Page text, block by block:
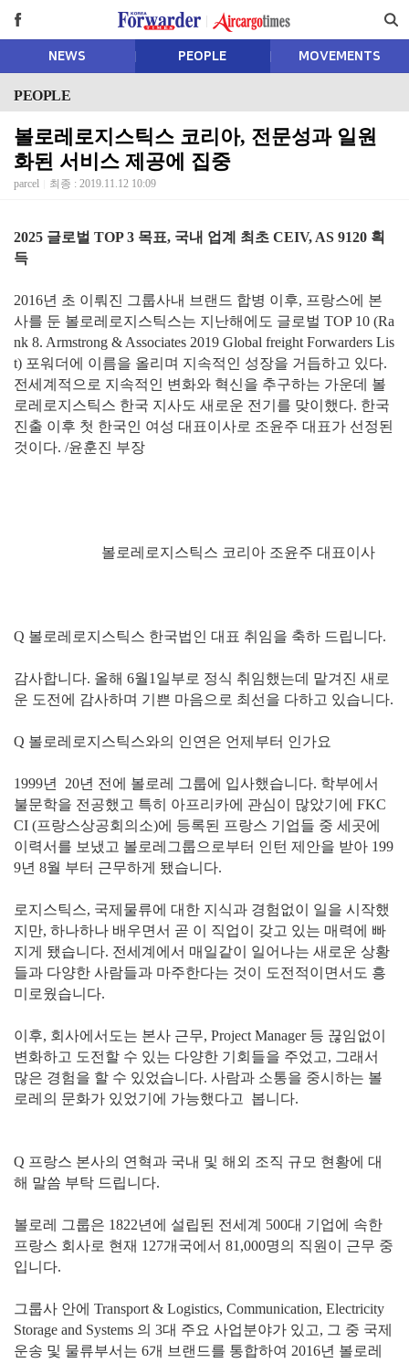
NEWS PEOPLE MOVEMENTS
PEOPLE
볼로레로지스틱스 코리아, 전문성과 일원
화된 서비스 제공에 집중
parcel 최종 : 2019.11.12 10:09
2025 글로벌 TOP 3 목표, 국내 업계 최초 CEIV, AS 9120 획
득
2016년 초 이뤄진 그룹사내 브랜드 합병 이후, 프랑스에 본
사를 둔 볼로레로지스틱스는 지난해에도 글로벌 TOP 10 (Ra
nk 8. Armstrong & Associates 2019 Global freight Forwarders Lis
t) 포워더에 이름을 올리며 지속적인 성장을 거듭하고 있다.
전세계적으로 지속적인 변화와 혁신을 추구하는 가운데 볼
로레로지스틱스 한국 지사도 새로운 전기를 맞이했다. 한국
진출 이후 첫 한국인 여성 대표이사로 조윤주 대표가 선정된
것이다. /윤훈진 부장
볼로레로지스틱스 코리아 조윤주 대표이사
Q 볼로레로지스틱스 한국법인 대표 취임을 축하 드립니다.
감사합니다. 올해 6월1일부로 정식 취임했는데 맡겨진 새로
운 도전에 감사하며 기쁜 마음으로 최선을 다하고 있습니다.
Q 볼로레로지스틱스와의 인연은 언제부터 인가요
1999년 20년 전에 볼로레 그룹에 입사했습니다. 학부에서
불문학을 전공했고 특히 아프리카에 관심이 많았기에 FKC
CI (프랑스상공회의소)에 등록된 프랑스 기업들 중 세곳에
이력서를 보냈고 볼로레그룹으로부터 인턴 제안을 받아 199
9년 8월 부터 근무하게 됐습니다.
로지스틱스, 국제물류에 대한 지식과 경험없이 일을 시작했
지만, 하나하나 배우면서 곧 이 직업이 갖고 있는 매력에 빠
지게 됐습니다. 전세계에서 매일같이 일어나는 새로운 상황
들과 다양한 사람들과 마주한다는 것이 도전적이면서도 흥
미로웠습니다.
이후, 회사에서도는 본사 근무, Project Manager 등 끊임없이
변화하고 도전할 수 있는 다양한 기회들을 주었고, 그래서
많은 경험을 할 수 있었습니다. 사람과 소통을 중시하는 볼
로레의 문화가 있었기에 가능했다고 봅니다.
Q 프랑스 본사의 연혁과 국내 및 해외 조직 규모 현황에 대
해 말씀 부탁 드립니다.
볼로레 그룹은 1822년에 설립된 전세계 500대 기업에 속한
프랑스 회사로 현재 127개국에서 81,000명의 직원이 근무 중
입니다.
그룹사 안에 Transport & Logistics, Communication, Electricity
Storage and Systems 의 3대 주요 사업분야가 있고, 그 중 국제
운송 및 물류부서는 6개 브랜드를 통합하여 2016년 볼로레